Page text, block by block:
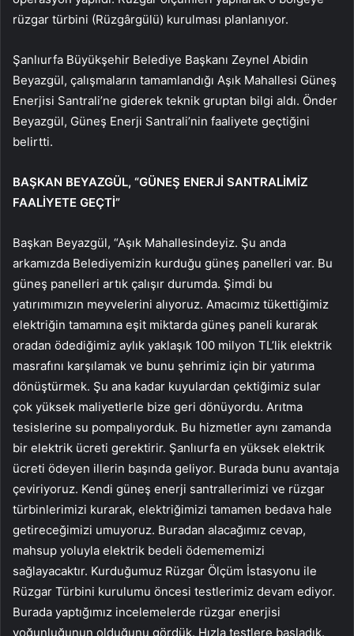
rüzgar türbini (Rüzgârgülü) kurulması planlanıyor.
Şanlıurfa Büyükşehir Belediye Başkanı Zeynel Abidin
Beyazgül, çalışmaların tamamlandığı Aşık Mahallesi Güneş
Enerjisi Santrali’ne giderek teknik gruptan bilgi aldı. Önder
Beyazgül, Güneş Enerji Santrali’nin faaliyete geçtiğini
belirtti.
BAŞKAN BEYAZGÜL, “GÜNEŞ ENERJİ SANTRALİMİZ
FAALİYETE GEÇTİ”
Başkan Beyazgül, “Aşık Mahallesindeyiz. Şu anda
arkamızda Belediyemizin kurduğu güneş panelleri var. Bu
güneş panelleri artık çalışır durumda. Şimdi bu
yatırımımızın meyvelerini alıyoruz. Amacımız tükettiğimiz
elektriğin tamamına eşit miktarda güneş paneli kurarak
oradan ödediğimiz aylık yaklaşık 100 milyon TL’lik elektrik
masrafını karşılamak ve bunu şehrimiz için bir yatırıma
dönüştürmek. Şu ana kadar kuyulardan çektiğimiz sular
çok yüksek maliyetlerle bize geri dönüyordu. Arıtma
tesislerine su pompalıyorduk. Bu hizmetler aynı zamanda
bir elektrik ücreti gerektirir. Şanlıurfa en yüksek elektrik
ücreti ödeyen illerin başında geliyor. Burada bunu avantaja
çeviriyoruz. Kendi güneş enerji santrallerimizi ve rüzgar
türbinlerimizi kurarak, elektriğimizi tamamen bedava hale
getireceğimizi umuyoruz. Buradan alacağımız cevap,
mahsup yoluyla elektrik bedeli ödemememizi
sağlayacaktır. Kurduğumuz Rüzgar Ölçüm İstasyonu ile
Rüzgar Türbini kurulumu öncesi testlerimiz devam ediyor.
Burada yaptığımız incelemelerde rüzgar enerjisi
yoğunluğunun olduğunu gördük. Hızla testlere başladık.